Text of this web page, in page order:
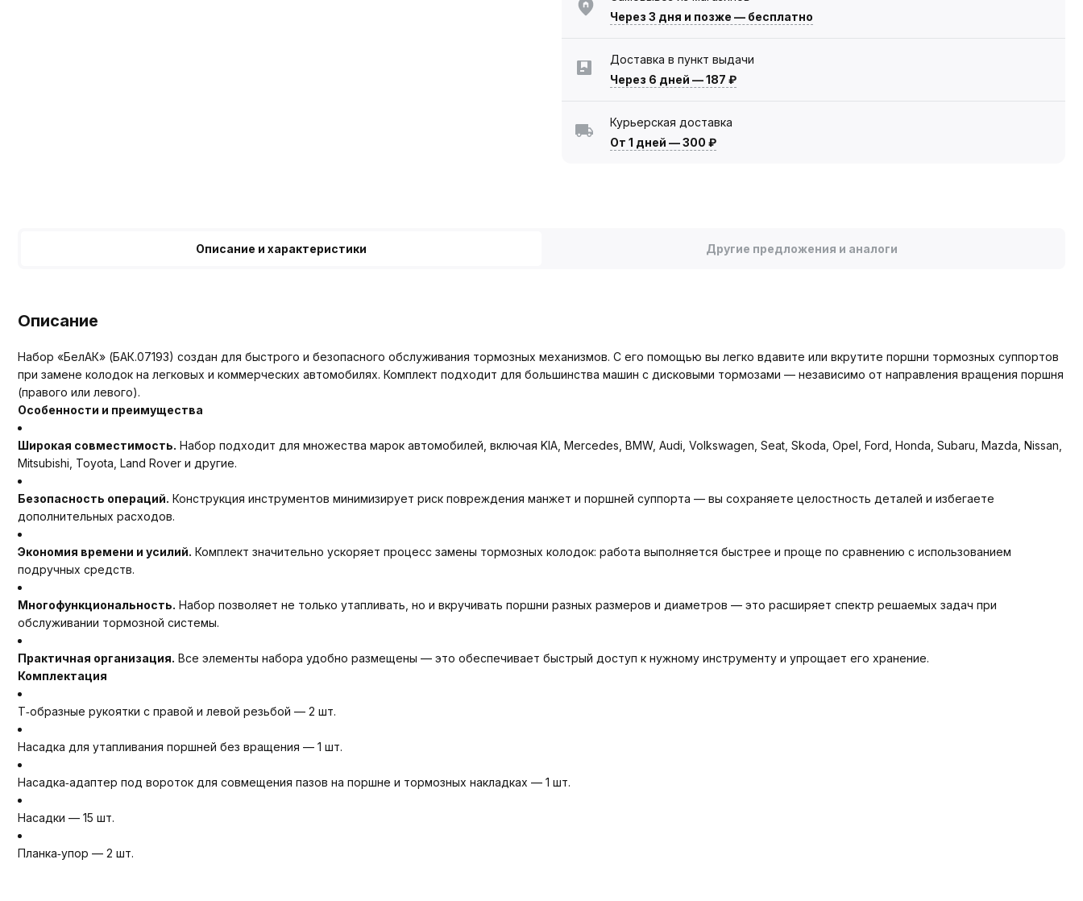
Через 3 дня и позже — бесплатно
Доставка в пункт выдачи
Через 6 дней —187 ₽
Курьерская доставка
От 1 дней —300 ₽
Описание и характеристики Другие предложения и аналоги
Описание
Набор «БелАК» (БАК.07193) создан для быстрого и безопасного обслуживания тормозных механизмов. С его помощью вы легко вдавите или вкрутите поршни тормозных суппортов
при замене колодок на легковых и коммерческих автомобилях. Комплект подходит для большинства машин с дисковыми тормозами — независимо от направления вращения поршня
(правого или левого).
Особенности и преимущества
Широкая совместимость. Набор подходит для множества марок автомобилей, включая KIA, Mercedes, BMW, Audi, Volkswagen, Seat, Skoda, Opel, Ford, Honda, Subaru, Mazda, Nissan,
Mitsubishi, Toyota, Land Rover и другие.
Безопасность операций. Конструкция инструментов минимизирует риск повреждения манжет и поршней суппорта — вы сохраняете целостность деталей и избегаете
дополнительных расходов.
Экономия времени и усилий. Комплект значительно ускоряет процесс замены тормозных колодок: работа выполняется быстрее и проще по сравнению с использованием
подручных средств.
Многофункциональность. Набор позволяет не только утапливать, но и вкручивать поршни разных размеров и диаметров — это расширяет спектр решаемых задач при
обслуживании тормозной системы.
Практичная организация. Все элементы набора удобно размещены — это обеспечивает быстрый доступ к нужному инструменту и упрощает его хранение.
Комплектация
Т‑образные рукоятки с правой и левой резьбой — 2 шт.
Насадка для утапливания поршней без вращения — 1 шт.
Насадка‑адаптер под вороток для совмещения пазов на поршне и тормозных накладках — 1 шт.
Насадки — 15 шт.
Планка‑упор — 2 шт.